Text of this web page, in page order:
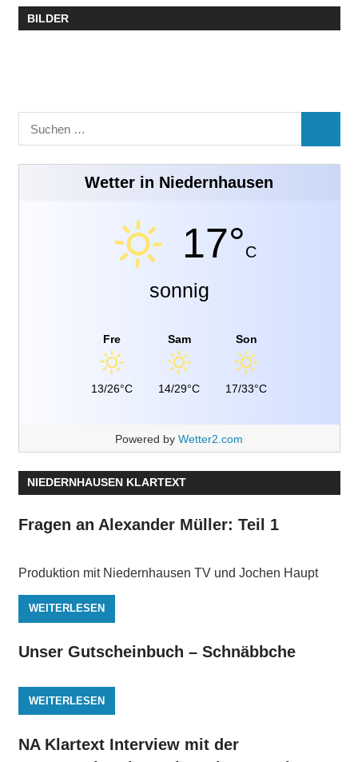
BILDER
Suchen
nach:
Wetter in Niedernhausen
17°C
sonnig
Fre
13/26°C
Sam
14/29°C
Son
17/33°C
Powered by Wetter2.com
NIEDERNHAUSEN KLARTEXT
Fragen an Alexander Müller: Teil 1
Produktion mit Niedernhausen TV und Jochen Haupt
WEITERLESEN
Unser Gutscheinbuch – Schnäbbche
WEITERLESEN
NA Klartext Interview mit der